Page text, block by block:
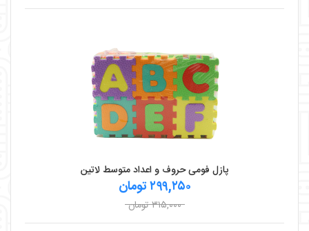
پازل فومی حروف و اعداد متوسط لاتین
۲۹۹,۲۵۰ تومان
۳۱۵,۰۰۰ تومان